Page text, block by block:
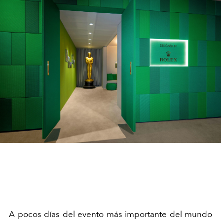
A pocos días del evento más importante del mundo